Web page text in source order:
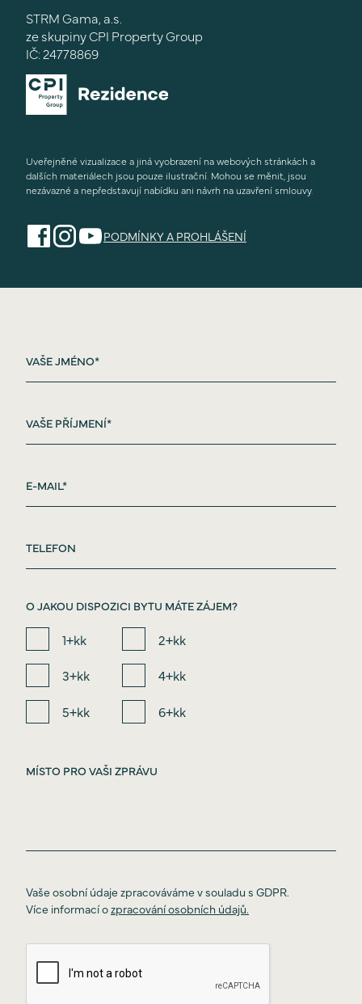
Úvod
Ceník
Standardy
STRM Gama, a.s.
ze skupiny CPI Property Group
IČ: 24778869
Uveřejněné vizualizace a jiná vyobrazení na webových stránkách a
dalších materiálech jsou pouze ilustrační. Mohou se měnit, jsou
nezávazné a nepředstavují nabídku ani návrh na uzavření smlouvy.
PODMÍNKY A PROHLÁŠENÍ
O JAKOU DISPOZICI BYTU MÁTE ZÁJEM?
1+kk 2+kk
3+kk 4+kk
5+kk 6+kk
Vaše osobní údaje zpracováváme v souladu s GDPR.
Více informací ozpracování osobních údajů.